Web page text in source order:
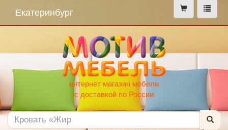
меню
Екатеринбург
интернет магазин мебели
с доставкой по России